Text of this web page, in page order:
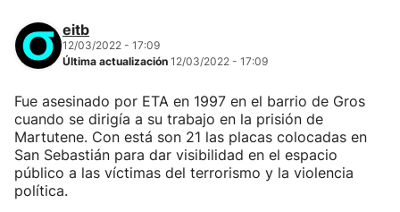
eitb
12/03/2022 - 17:09
Última actualización 12/03/2022 - 17:09
Fue asesinado por ETA en 1997 en el barrio de Gros
cuando se dirigía a su trabajo en la prisión de
Martutene. Con está son 21 las placas colocadas en
San Sebastián para dar visibilidad en el espacio
público a las víctimas del terrorismo y la violencia
política.